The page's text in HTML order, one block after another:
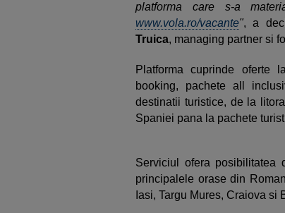
platforma care s-a
www.vola.ro/vacante", a
Truica, managing partner si
Platforma cuprinde oferte
booking, pachete all
destinatii turistice, de la
Spaniei pana la pachete
Serviciul ofera posibilitatea
principalele orase din
Iasi, Targu Mures, Craiova si